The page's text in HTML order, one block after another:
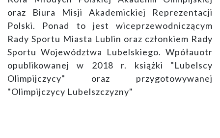
oraz Biura Misji Akademickiej Reprezentacji
Polski. Ponad to jest wiceprzewodniczącym
Rady Sportu Miasta Lublin oraz członkiem Rady
Sportu Województwa Lubelskiego. Wpółauotr
opublikowanej w 2018 r. książki "Lubelscy
Olimpijczycy" oraz przygotowywanej
"Olimpijczycy Lubelszczyzny"